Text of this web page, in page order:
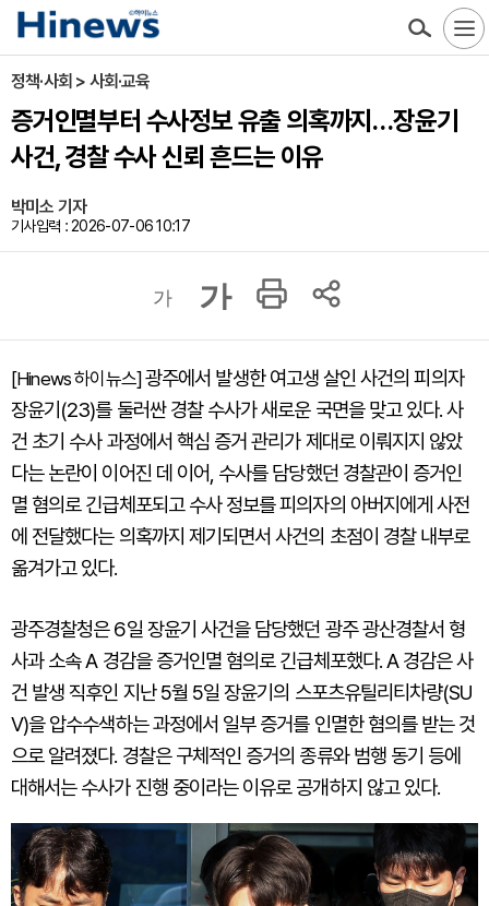
정책·사회 > 사회·교육
증거인멸부터 수사정보 유출 의혹까지…장윤기
사건, 경찰 수사 신뢰 흔드는 이유
박미소 기자
기사입력 : 2026-07-06 10:17
가 가
[Hinews 하이뉴스]광주에서 발생한 여고생 살인 사건의 피의자
장윤기(23)를 둘러싼 경찰 수사가 새로운 국면을 맞고 있다. 사
건 초기 수사 과정에서 핵심 증거 관리가 제대로 이뤄지지 않았
다는 논란이 이어진 데 이어, 수사를 담당했던 경찰관이 증거인
멸 혐의로 긴급체포되고 수사 정보를 피의자의 아버지에게 사전
에 전달했다는 의혹까지 제기되면서 사건의 초점이 경찰 내부로
옮겨가고 있다.
광주경찰청은 6일 장윤기 사건을 담당했던 광주 광산경찰서 형
사과 소속 A 경감을 증거인멸 혐의로 긴급체포했다. A 경감은 사
건 발생 직후인 지난 5월 5일 장윤기의 스포츠유틸리티차량(SU
V)을 압수수색하는 과정에서 일부 증거를 인멸한 혐의를 받는 것
으로 알려졌다. 경찰은 구체적인 증거의 종류와 범행 동기 등에
대해서는 수사가 진행 중이라는 이유로 공개하지 않고 있다.